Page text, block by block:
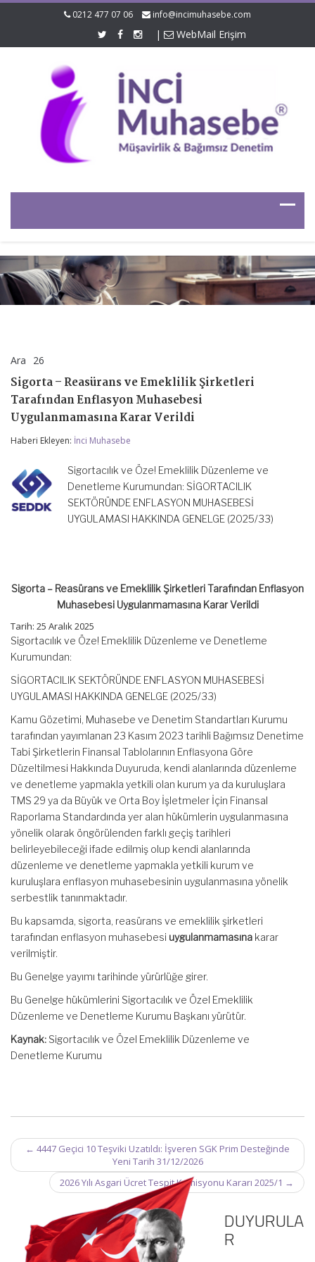
0212 477 07 06 info@incimuhasebe.com
| WebMail Erişim
Ara 26
Reasürans
ve
Şirketleri
Enflasyon
Uygulanmamasına
Karar
Verildi
için
Sigorta – Reasürans ve Emeklilik Şirketleri
Tarafından Enflasyon Muhasebesi
Uygulanmamasına Karar Verildi
Haberi Ekleyen: İnci Muhasebe
Sigortacılık ve Öze! Emeklilik Düzenleme ve
Denetleme Kurumundan: SİGORTACILIK
SEKTÖRÜNDE ENFLASYON MUHASEBESİ
UYGULAMASI HAKKINDA GENELGE (2025/33)
Sigorta – Reasürans ve Emeklilik Şirketleri Tarafından Enflasyon
Muhasebesi Uygulanmamasına Karar Verildi
Tarih: 25 Aralık 2025
Sigortacılık ve Öze! Emeklilik Düzenleme ve Denetleme
Kurumundan:
SİGORTACILIK SEKTÖRÜNDE ENFLASYON MUHASEBESİ
UYGULAMASI HAKKINDA GENELGE (2025/33)
Kamu Gözetimi, Muhasebe ve Denetim Standartları Kurumu
tarafından yayımlanan 23 Kasım 2023 tarihli Bağımsız Denetime
Tabi Şirketlerin Finansal Tablolarının Enflasyona Göre
Düzeltilmesi Hakkında Duyuruda, kendi alanlarında düzenleme
ve denetleme yapmakla yetkili olan kurum ya da kuruluşlara
TMS 29 ya da Büyük ve Orta Boy İşletmeler İçin Finansal
Raporlama Standardında yer alan hükümlerin uygulanmasına
yönelik olarak öngörülenden farklı geçiş tarihleri
belirleyebileceği ifade edilmiş olup kendi alanlarında
düzenleme ve denetleme yapmakla yetkili kurum ve
kuruluşlara enflasyon muhasebesinin uygulanmasına yönelik
serbestlik tanınmaktadır.
Bu kapsamda, sigorta, reasürans ve emeklilik şirketleri
tarafından enflasyon muhasebesi uygulanmamasına karar
verilmiştir.
Bu Genelge yayımı tarihinde yürürlüğe girer.
Bu Genelge hükümlerini Sigortacılık ve Özel Emeklilik
Düzenleme ve Denetleme Kurumu Başkanı yürütür.
Kaynak: Sigortacılık ve Özel Emeklilik Düzenleme ve
Denetleme Kurumu
Post
navigation
← 4447 Geçici 10 Teşviki Uzatıldı: İşveren SGK Prim Desteğinde
Yeni Tarih 31/12/2026
2026 Yılı Asgari Ücret Tespit Komisyonu Kararı 2025/1 →
DUYURULA
R